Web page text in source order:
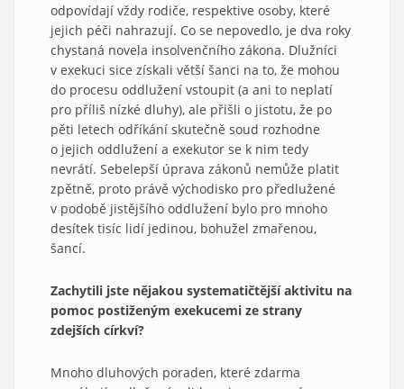
odpovídají vždy rodiče, respektive osoby, které
jejich péči nahrazují. Co se nepovedlo, je dva roky
chystaná novela insolvenčního zákona. Dlužníci
v exekuci sice získali větší šanci na to, že mohou
do procesu oddlužení vstoupit (a ani to neplatí
pro příliš nízké dluhy), ale přišli o jistotu, že po
pěti letech odříkání skutečně soud rozhodne
o jejich oddlužení a exekutor se k nim tedy
nevrátí. Sebelepší úprava zákonů nemůže platit
zpětně, proto právě východisko pro předlužené
v podobě jistějšího oddlužení bylo pro mnoho
desítek tisíc lidí jedinou, bohužel zmařenou,
šancí.
Zachytili jste nějakou systematičtější aktivitu na
pomoc postiženým exekucemi ze strany
zdejších církví?
Mnoho dluhových poraden, které zdarma